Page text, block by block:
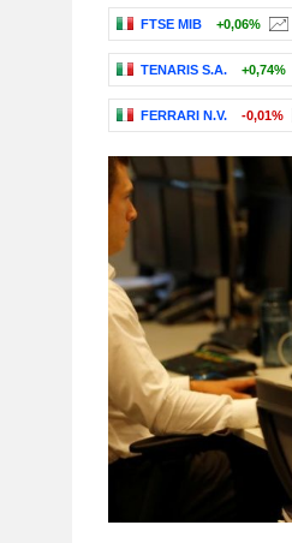
FTSE MIB +0,06%
TENARIS S.A. +0,74%
FERRARI N.V. -0,01%